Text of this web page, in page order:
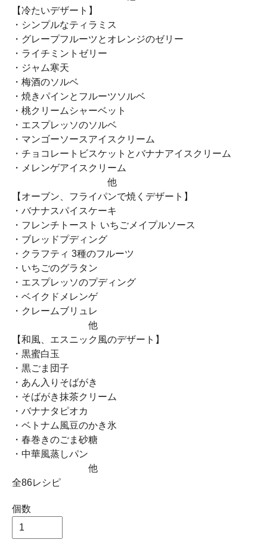
【冷たいデザート】
・シンプルなティラミス
・グレープフルーツとオレンジのゼリー
・ライチミントゼリー
・ジャム寒天
・梅酒のソルベ
・焼きパインとフルーツソルベ
・桃クリームシャーベット
・エスプレッソのソルベ
・マンゴーソースアイスクリーム
・チョコレートビスケットとバナナアイスクリーム
・メレンゲアイスクリーム
他
【オーブン、フライパンで焼くデザート】
・バナナスパイスケーキ
・フレンチトースト いちごメイプルソース
・ブレッドプディング
・クラフティ 3種のフルーツ
・いちごのグラタン
・エスプレッソのプディング
・ベイクドメレンゲ
・クレームブリュレ
他
【和風、エスニック風のデザート】
・黒蜜白玉
・黒ごま団子
・あん入りそばがき
・そばがき抹茶クリーム
・バナナタピオカ
・ベトナム風豆のかき氷
・春巻きのごま砂糖
・中華風蒸しパン
他
全86レシピ
個数